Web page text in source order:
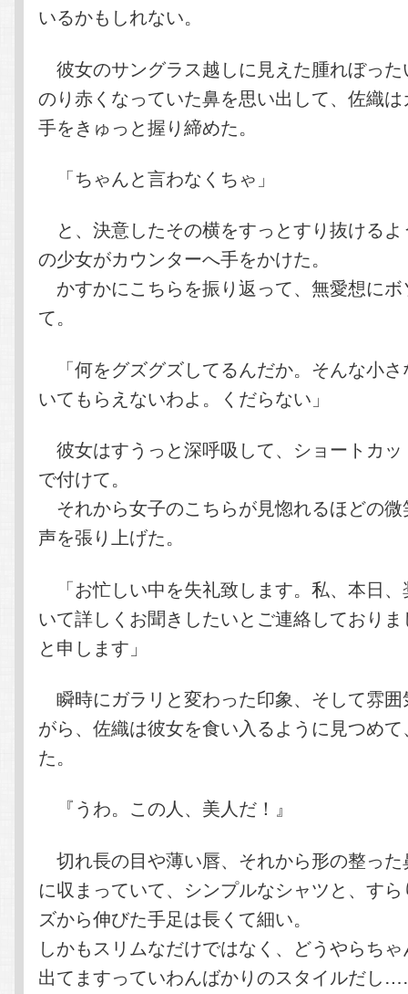
いるかもしれない。
彼女のサングラス越しに見えた腫れぼっ
のり赤くなっていた鼻を思い出して、佐織
手をきゅっと握り締めた。
「ちゃんと言わなくちゃ」
と、決意したその横をすっとすり抜ける
の少女がカウンターへ手をかけた。
かすかにこちらを振り返って、無愛想に
て。
「何をグズグズしてるんだか。そんな小
いてもらえないわよ。くだらない」
彼女はすうっと深呼吸して、ショートカ
で付けて。
それから女子のこちらが見惚れるほどの
声を張り上げた。
「お忙しい中を失礼致します。私、本日
いて詳しくお聞きしたいとご連絡しており
と申します」
瞬時にガラリと変わった印象、そして雰
がら、佐織は彼女を食い入るように見つめ
た。
『うわ。この人、美人だ！』
切れ長の目や薄い唇、それから形の整っ
に収まっていて、シンプルなシャツと、す
ズから伸びた手足は長くて細い。
しかもスリムなだけではなく、どうやらち
出てますっていわんばかりのスタイルだし